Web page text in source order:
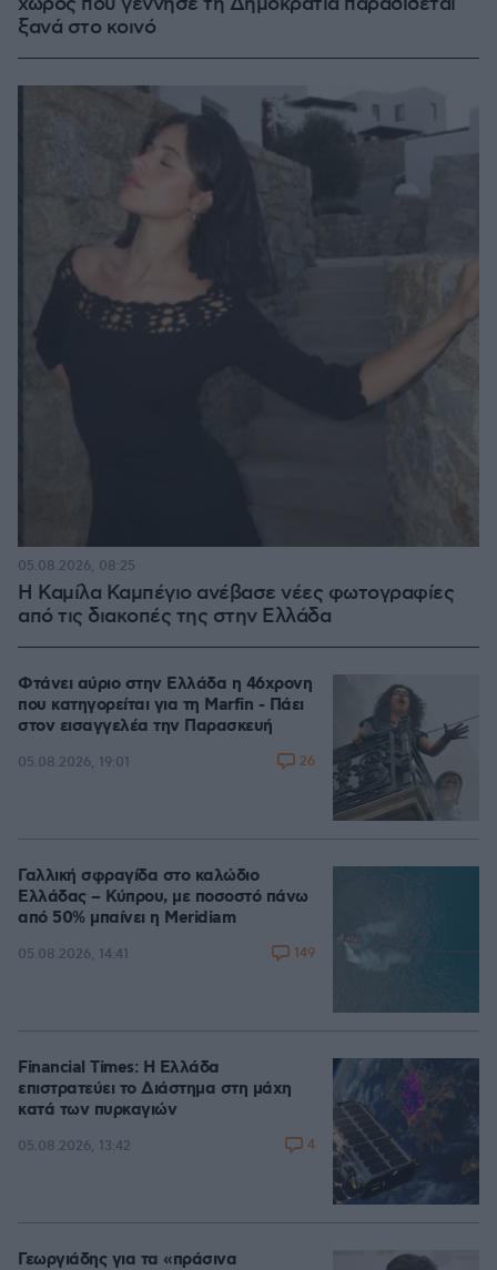
ξανά στο κοινό
Η Καμίλα Καμπέγιο ανέβασε νέες φωτογραφίες
από τις διακοπές της στην Ελλάδα
05.08.2026, 08:25
Φτάνει αύριο στην Ελλάδα η 46χρονη
που κατηγορείται για τη Marfin - Πάει
στον εισαγγελέα την Παρασκευή
05.08.2026, 19:01 26
Γαλλική σφραγίδα στο καλώδιο
Ελλάδας – Κύπρου, με ποσοστό πάνω
από 50% μπαίνει η Meridiam
05.08.2026, 14:41 149
Financial Times: Η Ελλάδα
επιστρατεύει το Διάστημα στη μάχη
κατά των πυρκαγιών
05.08.2026, 13:42 4
Γεωργιάδης για τα «πράσινα